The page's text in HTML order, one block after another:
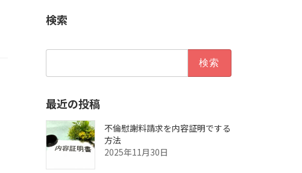
検索
最近の投稿
不倫慰謝料請求を内容証明でする
方法
2025年11月30日